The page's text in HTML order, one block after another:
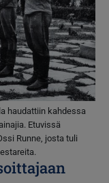
haudattiin kahdessa
Etuvissä
Runne, josta tuli